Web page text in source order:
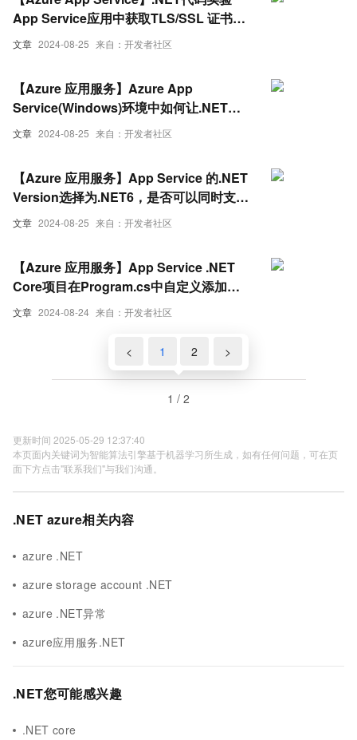
文章 2024-08-25 来自：开发者社区
App Service应用中获取TLS/SSL 证书
(App Service Windows)
文章 2024-08-25 来自：开发者社区
【Azure 应用服务】Azure App
Service(Windows)环境中如何让.NET应
用调用SAP NetWeaver RFC函数
文章 2024-08-25 来自：开发者社区
【Azure 应用服务】App Service 的.NET
Version选择为.NET6，是否可以同时支持
运行ASP.NET V4.8的应用呢？
文章 2024-08-24 来自：开发者社区
【Azure 应用服务】App Service .NET
Core项目在Program.cs中自定义添加的
logger.LogInformation,部署到App
< 1 2 >
1 / 2
更新时间 2025-05-29 12:37:40
本页面内关键词为智能算法引擎基于机器学习所生成，如有任何问题，可在页
面下方点击"联系我们"与我们沟通。
.NET azure相关内容
azure .NET
azure storage account .NET
azure .NET异常
azure应用服务.NET
.NET您可能感兴趣
.NET core